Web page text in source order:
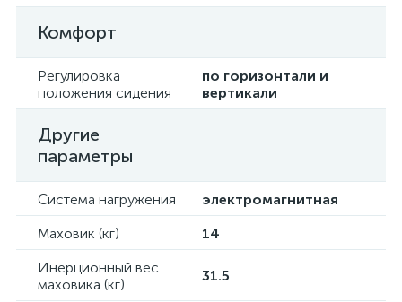
Комфорт
Регулировка
положения сидения
по горизонтали и
вертикали
Другие
параметры
Система нагружения
электромагнитная
Маховик (кг)
14
Инерционный вес
маховика (кг)
31.5